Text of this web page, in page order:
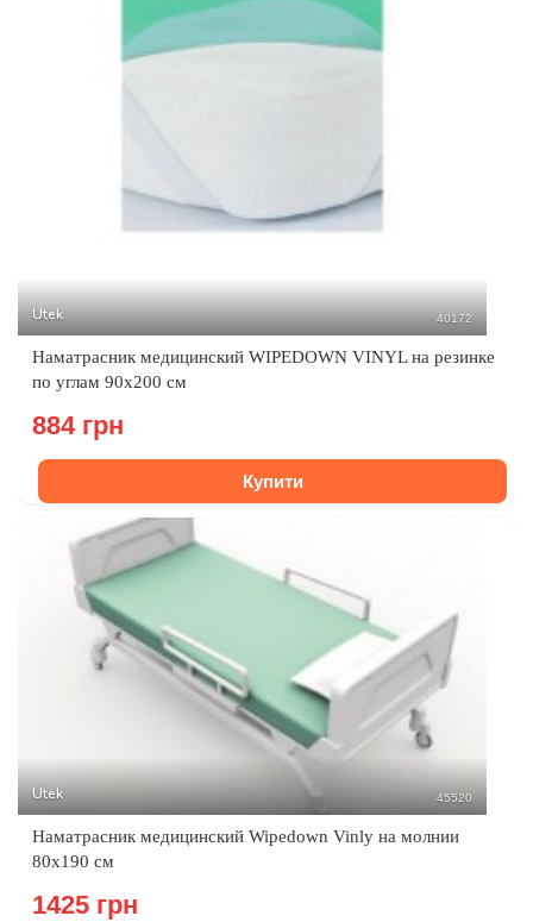
Utek 40172
Наматрасник медицинский WIPEDOWN VINYL на резинке
по углам 90х200 см
884 грн
Купити
Utek 45520
Наматрасник медицинский Wipedown Vinly на молнии
80х190 см
1425 грн